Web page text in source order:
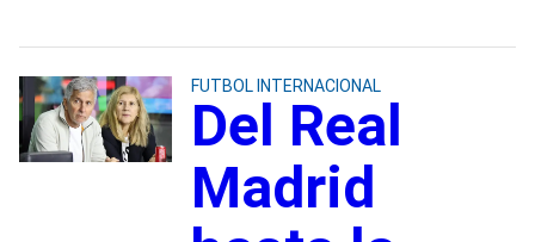
FUTBOL INTERNACIONAL
Del Real
Madrid